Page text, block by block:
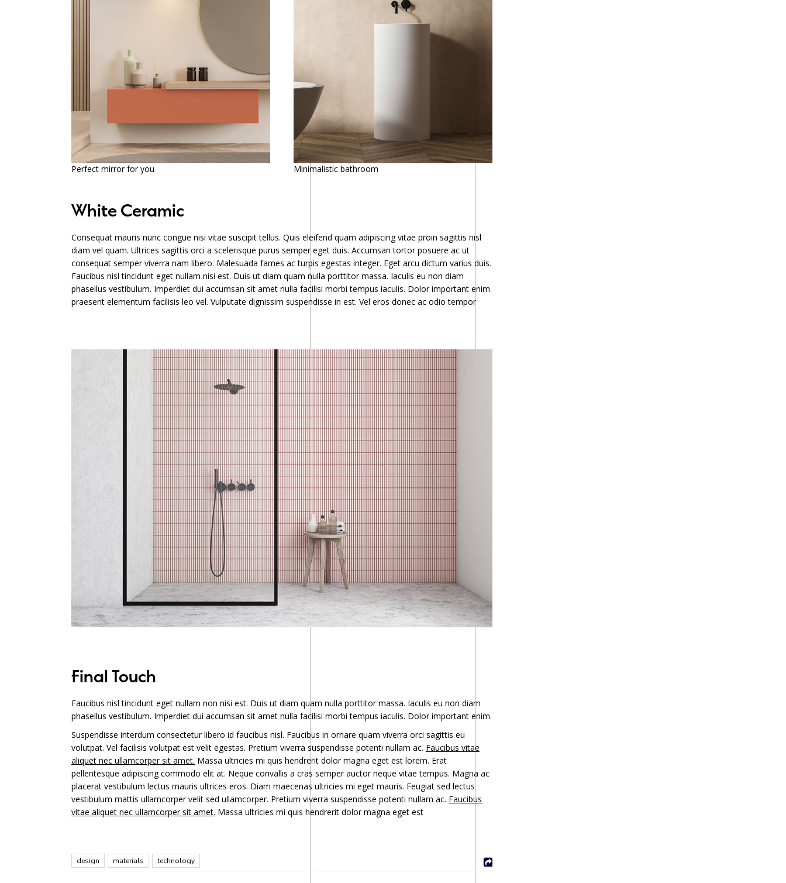
Perfect mirror for you Minimalistic bathroom
White Ceramic
Consequat mauris nunc congue nisi vitae suscipit tellus. Quis eleifend quam adipiscing vitae proin sagittis nisl
diam vel quam. Ultrices sagittis orci a scelerisque purus semper eget duis. Accumsan tortor posuere ac ut
consequat semper viverra nam libero. Malesuada fames ac turpis egestas integer. Eget arcu dictum varius duis.
Faucibus nisl tincidunt eget nullam nisi est. Duis ut diam quam nulla porttitor massa. Iaculis eu non diam
phasellus vestibulum. Imperdiet dui accumsan sit amet nulla facilisi morbi tempus iaculis. Dolor important enim
praesent elementum facilisis leo vel. Vulputate dignissim suspendisse in est. Vel eros donec ac odio tempor
Final Touch
Faucibus nisl tincidunt eget nullam non nisi est. Duis ut diam quam nulla porttitor massa. Iaculis eu non diam
phasellus vestibulum. Imperdiet dui accumsan sit amet nulla facilisi morbi tempus iaculis. Dolor important enim.
Suspendisse interdum consectetur libero id faucibus nisl. Faucibus in ornare quam viverra orci sagittis eu
volutpat. Vel facilisis volutpat est velit egestas. Pretium viverra suspendisse potenti nullam ac. Faucibus vitae
aliquet nec ullamcorper sit amet. Massa ultricies mi quis hendrerit dolor magna eget est lorem. Erat
pellentesque adipiscing commodo elit at. Neque convallis a cras semper auctor neque vitae tempus. Magna ac
placerat vestibulum lectus mauris ultrices eros. Diam maecenas ultricies mi eget mauris. Feugiat sed lectus
vestibulum mattis ullamcorper velit sed ullamcorper. Pretium viverra suspendisse potenti nullam ac. Faucibus
vitae aliquet nec ullamcorper sit amet. Massa ultricies mi quis hendrerit dolor magna eget est
design materials technology